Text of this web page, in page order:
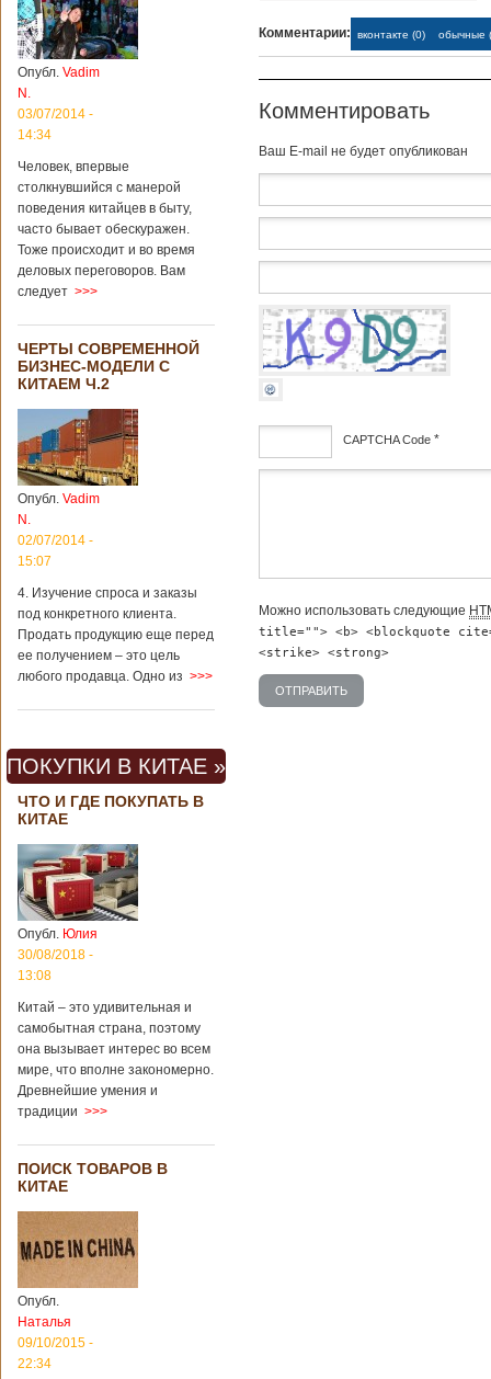
Опубл. Vadim
N.
03/07/2014 -
14:34
Человек, впервые
столкнувшийся с манерой
поведения китайцев в быту,
часто бывает обескуражен.
Тоже происходит и во время
деловых переговоров. Вам
следует >>>
ЧЕРТЫ СОВРЕМЕННОЙ
БИЗНЕС-МОДЕЛИ С
КИТАЕМ Ч.2
Опубл. Vadim
N.
02/07/2014 -
15:07
4. Изучение спроса и заказы
под конкретного клиента.
Продать продукцию еще перед
ее получением – это цель
любого продавца. Одно из >>>
ПОКУПКИ В КИТАЕ »
ЧТО И ГДЕ ПОКУПАТЬ В
КИТАЕ
Опубл. Юлия
30/08/2018 -
13:08
Китай – это удивительная и
самобытная страна, поэтому
она вызывает интерес во всем
мире, что вполне закономерно.
Древнейшие умения и
традиции >>>
ПОИСК ТОВАРОВ В
КИТАЕ
Опубл.
Наталья
09/10/2015 -
22:34
Комментарии: вконтакте (0) обычные
Комментировать
Baш E-mail не будет опубликован
CAPTCHA Code *
Можно использовать следующие
title=""> <b> <blockquote
<strike> <strong>